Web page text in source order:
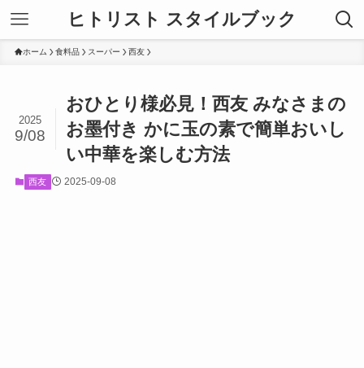
ヒトリスト スタイルブック
ホーム 食料品 スーパー 西友
おひとり様必見！西友 みなさまの
お墨付き かに玉の素で簡単おいし
い中華を楽しむ方法
2025
9/08
西友 2025-09-08